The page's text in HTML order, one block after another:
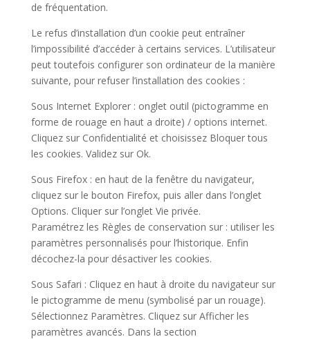
de fréquentation.
Le refus d’installation d’un cookie peut entraîner
l’impossibilité d’accéder à certains services. L’utilisateur
peut toutefois configurer son ordinateur de la manière
suivante, pour refuser l’installation des cookies :
Sous Internet Explorer : onglet outil (pictogramme en
forme de rouage en haut a droite) / options internet.
Cliquez sur Confidentialité et choisissez Bloquer tous
les cookies. Validez sur Ok.
Sous Firefox : en haut de la fenêtre du navigateur,
cliquez sur le bouton Firefox, puis aller dans l’onglet
Options. Cliquer sur l’onglet Vie privée.
Paramétrez les Règles de conservation sur : utiliser les
paramètres personnalisés pour l’historique. Enfin
décochez-la pour désactiver les cookies.
Sous Safari : Cliquez en haut à droite du navigateur sur
le pictogramme de menu (symbolisé par un rouage).
Sélectionnez Paramètres. Cliquez sur Afficher les
paramètres avancés. Dans la section